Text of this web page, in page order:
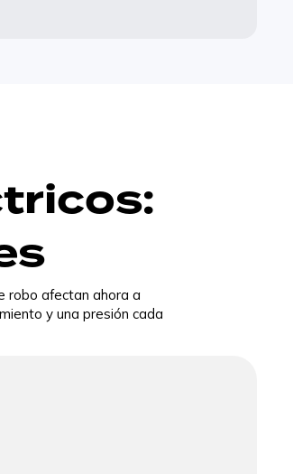
robo afectan ahora a
y una presión cada